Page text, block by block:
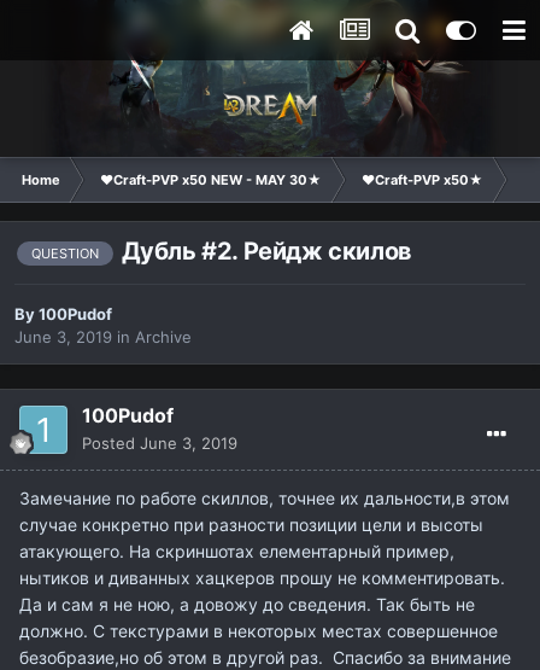
Home ❤Craft-PVP x50 NEW - MAY 30★ ❤Craft-PVP x50★
QUESTION Дубль #2. Рейдж скилов
By100Pudof
June 3, 2019 in Archive
100Pudof
Posted June 3, 2019
Замечание по работе скиллов, точнее их дальности,в этом
случае конкретно при разности позиции цели и высоты
атакующего. На скриншотах елементарный пример,
нытиков и диванных хацкеров прошу не комментировать.
Да и сам я не ною, а довожу до сведения. Так быть не
должно. С текстурами в некоторых местах совершенное
безобразие,но об этом в другой раз. Спасибо за внимание